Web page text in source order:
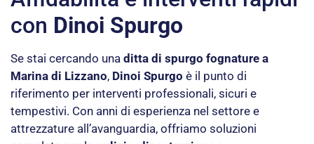
con Dinoi Spurgo
Se stai cercando una ditta di spurgo fognature a
Marina di Lizzano, Dinoi Spurgo è il punto di
riferimento per interventi professionali, sicuri e
tempestivi. Con anni di esperienza nel settore e
attrezzature all’avanguardia, offriamo soluzioni